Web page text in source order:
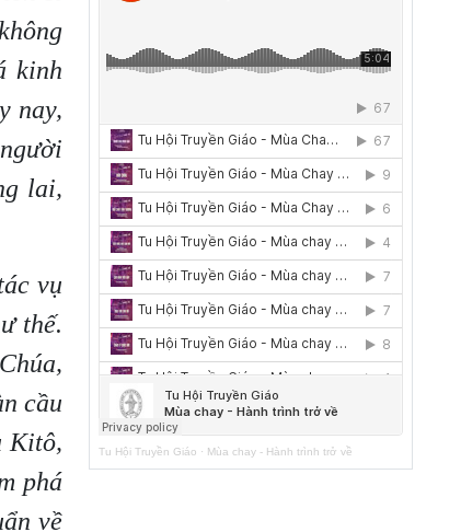
kinh
nay,
lai,
vụ
thế.
cầu
Kitô,
phá
về
Tu Hội Truyền Giáo · Mùa chay - Hành trình trở về